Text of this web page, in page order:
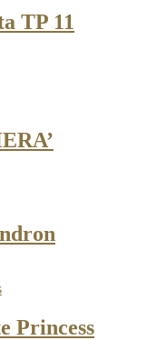
TP 11
Princess